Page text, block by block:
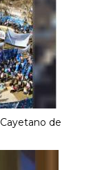
de